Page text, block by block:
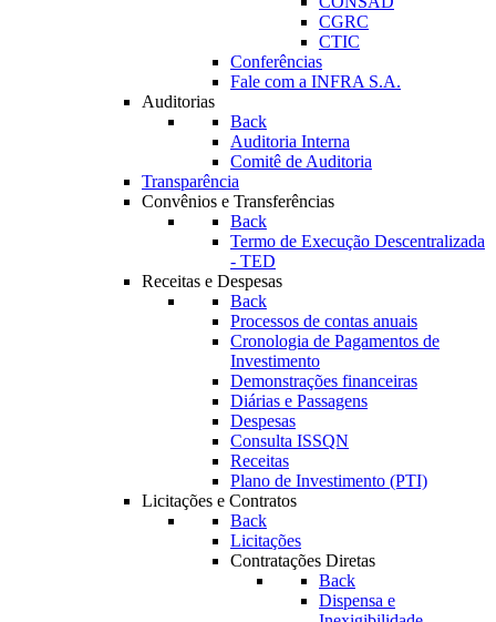
CGRC
CTIC
Conferências
Fale com a INFRA S.A.
Auditorias
Back
Auditoria Interna
Comitê de Auditoria
Transparência
Convênios e Transferências
Back
Termo de Execução Descentralizada
- TED
Receitas e Despesas
Back
Processos de contas anuais
Cronologia de Pagamentos de
Investimento
Demonstrações financeiras
Diárias e Passagens
Despesas
Consulta ISSQN
Receitas
Plano de Investimento (PTI)
Licitações e Contratos
Back
Licitações
Contratações Diretas
Back
Dispensa e